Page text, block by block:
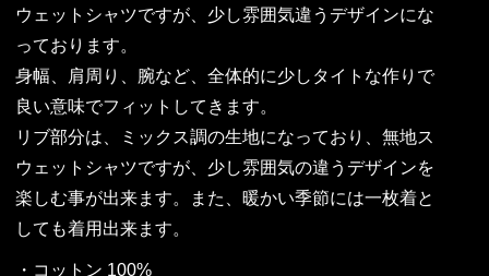
ウェットシャツですが、少し雰囲気違うデザインにな
っております。
身幅、肩周り、腕など、全体的に少しタイトな作りで
良い意味でフィットしてきます。
リブ部分は、ミックス調の生地になっており、無地ス
ウェットシャツですが、少し雰囲気の違うデザインを
楽しむ事が出来ます。また、暖かい季節には一枚着と
しても着用出来ます。
・コットン 100%